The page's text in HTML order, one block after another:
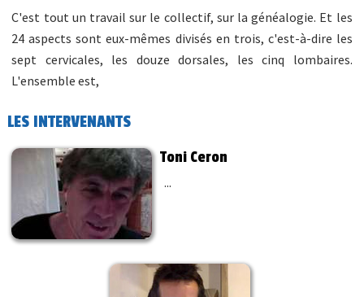
C'est tout un travail sur le collectif, sur la généalogie. Et les
24 aspects sont eux-mêmes divisés en trois, c'est-à-dire les
sept cervicales, les douze dorsales, les cinq lombaires.
L'ensemble est,
LES INTERVENANTS
Toni Ceron
...